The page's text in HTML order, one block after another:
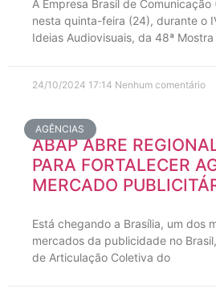
A Empresa Brasil de Comunicação
nesta quinta-feira (24), durante o
Ideias Audiovisuais, da 48ª
24/10/2024 17:14 Nenhum comentário
AGÊNCIAS
ABAP ABRE
PARA FORTALECER
MERCADO
Está chegando a Brasília, um dos
mercados da publicidade no
de Articulação Coletiva do